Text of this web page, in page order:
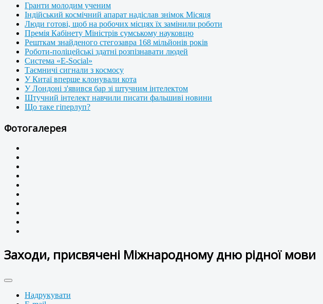
Гранти молодим ученим
Індійський космічний апарат надіслав знімок Місяця
Люди готові, щоб на робочих місцях їх замінили роботи
Премія Кабінету Міністрів сумському науковцю
Решткам знайденого стегозавра 168 мільйонів років
Роботи-поліцейські здатні розпізнавати людей
Система «E-Social»
Таємничі сигнали з космосу
У Китаї вперше клонували кота
У Лондоні з'явився бар зі штучним інтелектом
Штучний інтелект навчили писати фальшиві новини
Що таке гіперлуп?
Фотогалерея
Заходи, присвячені Міжнародному дню рідної мови
Надрукувати